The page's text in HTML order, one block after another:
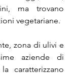
ma trovano
vegetariane.
zona di ulivi e
aziende di
caratterizzano